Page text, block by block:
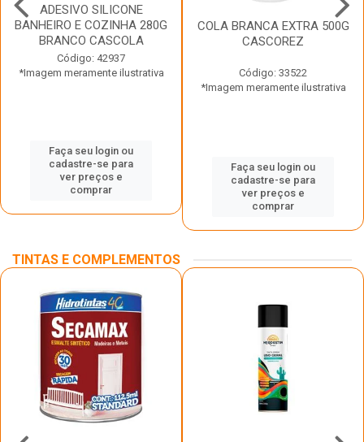
ADESIVO SILICONE
BANHEIRO E COZINHA 280G
BRANCO CASCOLA
Código: 42937
*Imagem meramente ilustrativa
Faça seu login ou
cadastre-se para
ver preços e
comprar
COLA BRANCA EXTRA 500G
CASCOREZ
Código: 33522
*Imagem meramente ilustrativa
Faça seu login ou
cadastre-se para
ver preços e
comprar
TINTAS E COMPLEMENTOS